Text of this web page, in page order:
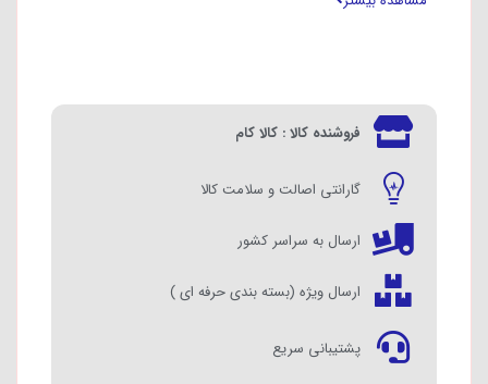
دارای گارانتی جهانی و استاندارد اروپا
فروشنده کالا : کالا کام
گارانتی اصالت و سلامت کالا
ارسال به سراسر کشور
ارسال ویژه (بسته بندی حرفه ای )
پشتیبانی سریع